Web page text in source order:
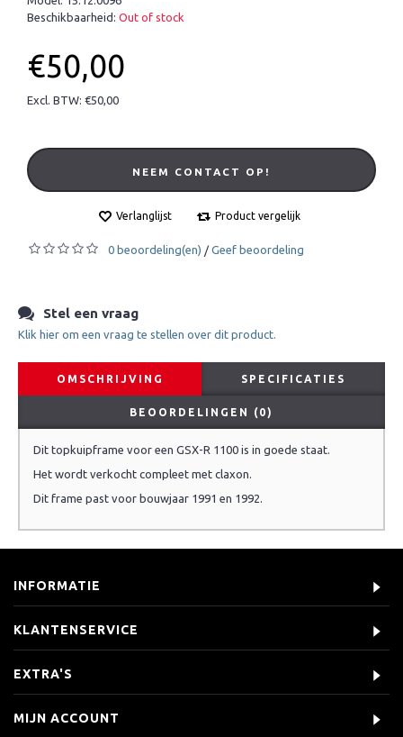
Beschikbaarheid: Out of stock
€50,00
Excl. BTW: €50,00
NEEM CONTACT OP!
Verlanglijst Product vergelijk
0 beoordeling(en) / Geef beoordeling
Stel een vraag
Klik hier om een vraag te stellen over dit product.
OMSCHRIJVING SPECIFICATIES
BEOORDELINGEN (0)
Dit topkuipframe voor een GSX-R 1100 is in goede staat.
Het wordt verkocht compleet met claxon.
Dit frame past voor bouwjaar 1991 en 1992.
INFORMATIE
KLANTENSERVICE
EXTRA'S
MIJN ACCOUNT